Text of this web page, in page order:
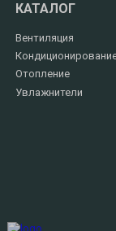
КАТАЛОГ
Вентиляция
Отопление
Увлажнители